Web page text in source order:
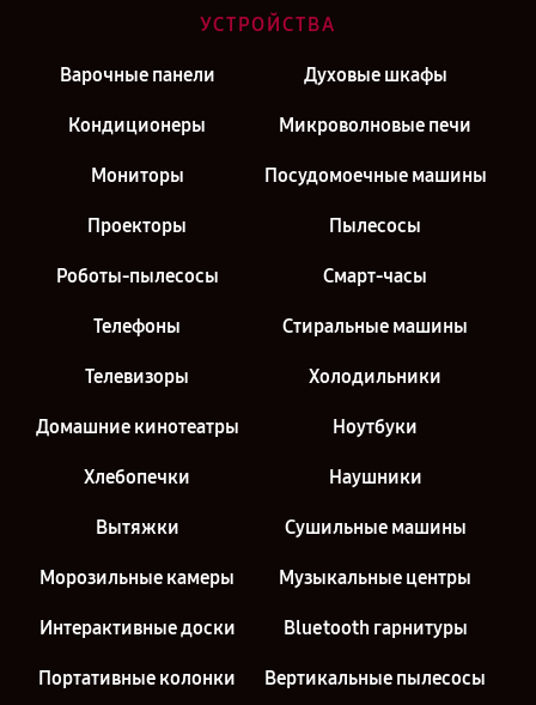
УСТРОЙСТВА
Варочные панели Духовые шкафы
Кондиционеры Микроволновые печи
Мониторы Посудомоечные машины
Проекторы Пылесосы
Роботы-пылесосы Смарт-часы
Телефоны Стиральные машины
Телевизоры Холодильники
Домашние кинотеатры Ноутбуки
Хлебопечки Наушники
Вытяжки Сушильные машины
Морозильные камеры Музыкальные центры
Интерактивные доски Bluetooth гарнитуры
Портативные колонки Вертикальные пылесосы